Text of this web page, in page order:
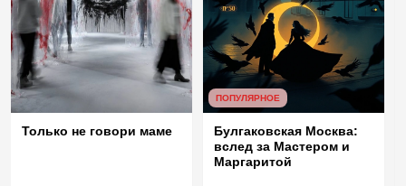
Только не говори маме
ПОПУЛЯРНОЕ
Булгаковская Москва:
вслед за Мастером и
Маргаритой